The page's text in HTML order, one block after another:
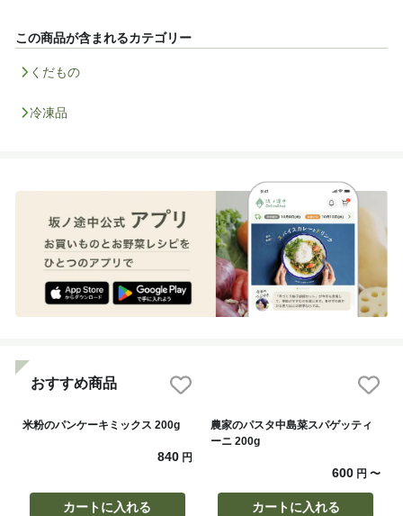
この商品が含まれるカテゴリー
くだもの
冷凍品
おすすめ商品
米粉のパンケーキミックス 200g
840円
カートに入れる
農家のパスタ中島菜スパゲッティ
ーニ 200g
600 円〜
カートに入れる